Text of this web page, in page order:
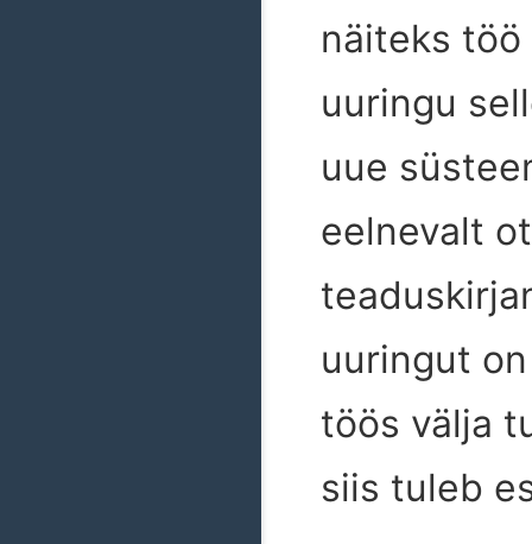
näiteks
uuringu
uue
eelnevalt
uuringut
töös välja
siis tuleb